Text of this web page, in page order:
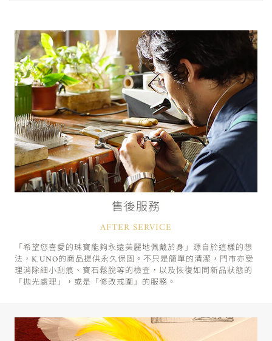
售後服務
AFTER SERVICE
「希望您喜愛的珠寶能夠永遠美麗地佩戴於身」源自於這樣的想
法，K.UNO的商品提供永久保固。不只是簡單的清潔，門市亦受
理消除細小刮痕、寶石鬆脫等的檢查，以及恢復如同新品狀態的
「拋光處理」，或是「修改戒圍」的服務。